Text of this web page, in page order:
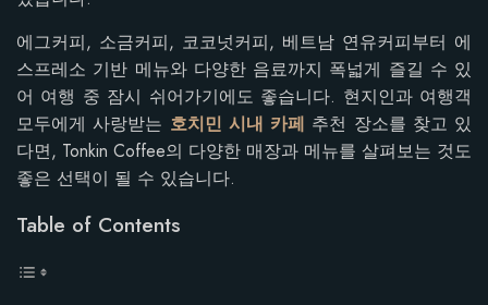
에그커피, 소금커피, 코코넛커피, 베트남 연유커피부터 에
스프레소 기반 메뉴와 다양한 음료까지 폭넓게 즐길 수 있
어 여행 중 잠시 쉬어가기에도 좋습니다. 현지인과 여행객
모두에게 사랑받는 호치민 시내 카페 추천 장소를 찾고 있
다면, Tonkin Coffee의 다양한 매장과 메뉴를 살펴보는 것도
좋은 선택이 될 수 있습니다.
Table of Contents